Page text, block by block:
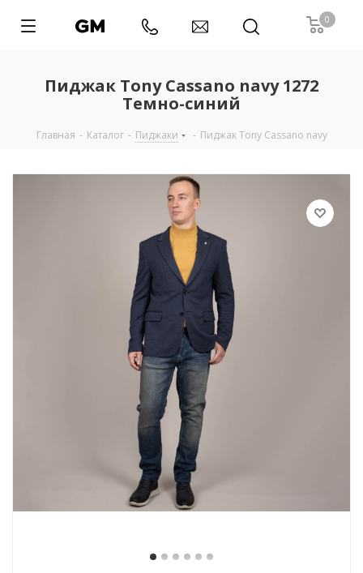
0
Пиджак Tony Cassano navy 1272
Темно-синий
Главная - Каталог - Пиджаки - Пиджак Tony Cassano navy